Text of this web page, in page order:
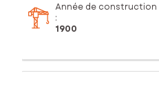
Année de construction
:
1900